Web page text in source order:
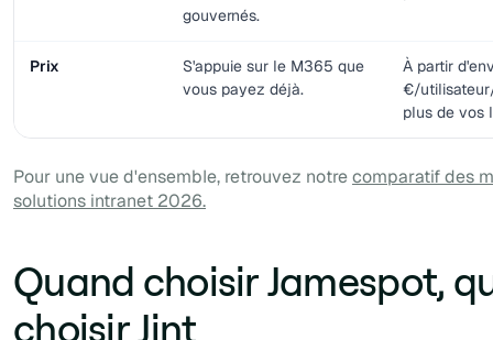
gouvernés.
Prix
S'appuie sur le M365 que
vous payez déjà.
À partir
€/
plus de vos
Pour une vue d'ensemble, retrouvez notrecomparatif des
solutions intranet 2026.
Quand choisir Jamespot,
choisir Jint